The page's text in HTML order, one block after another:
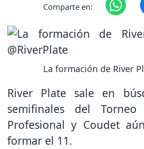
Comparte en:
La formación de River
River Plate sale en
semifinales del
Profesional y Coudet
formar el 11.